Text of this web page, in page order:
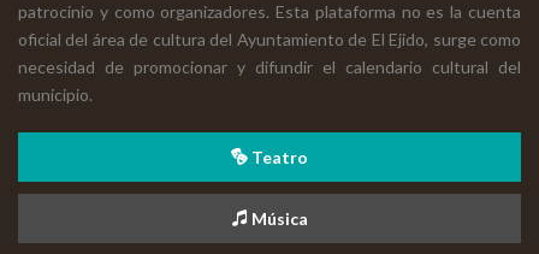
patrocinio y como organizadores. Esta plataforma no es la cuenta
oficial del área de cultura del Ayuntamiento de El Ejido, surge como
necesidad de promocionar y difundir el calendario cultural del
municipio.
Teatro
Música